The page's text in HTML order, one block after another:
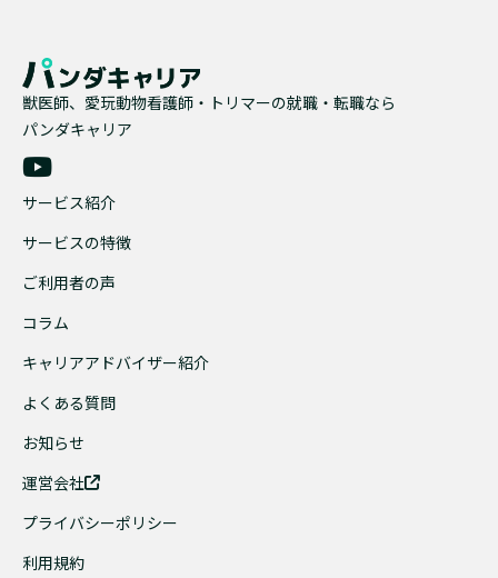
獣医師、愛玩動物看護師・トリマーの就職・転職なら
パンダキャリア
サービス紹介
サービスの特徴
ご利用者の声
コラム
キャリアアドバイザー紹介
よくある質問
お知らせ
運営会社
プライバシーポリシー
利用規約